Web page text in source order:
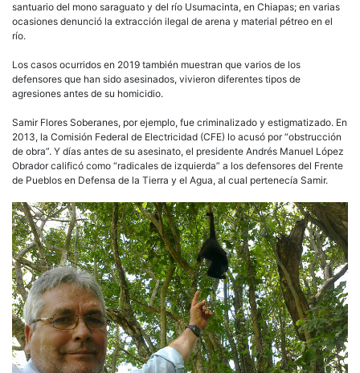
santuario del mono saraguato y del río Usumacinta, en Chiapas; en varias
ocasiones denunció la extracción ilegal de arena y material pétreo en el
río.
Los casos ocurridos en 2019 también muestran que varios de los
defensores que han sido asesinados, vivieron diferentes tipos de
agresiones antes de su homicidio.
Samir Flores Soberanes, por ejemplo, fue criminalizado y estigmatizado. En
2013, la Comisión Federal de Electricidad (CFE) lo acusó por “obstrucción
de obra”. Y días antes de su asesinato, el presidente Andrés Manuel López
Obrador calificó como “radicales de izquierda” a los defensores del Frente
de Pueblos en Defensa de la Tierra y el Agua, al cual pertenecía Samir.